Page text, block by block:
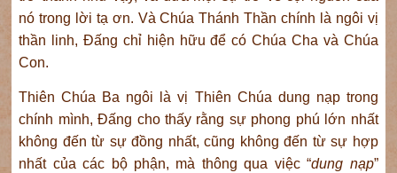
nó trong lời tạ ơn. Và Chúa Thánh Thần chính là ngôi vị
thần linh, Đấng chỉ hiện hữu để có Chúa Cha và Chúa
Con.
Thiên Chúa Ba ngôi là vị Thiên Chúa dung nạp trong
chính mình, Đấng cho thấy rằng sự phong phú lớn nhất
không đến từ sự đồng nhất, cũng không đến từ sự hợp
nhất của các bộ phận, mà thông qua việc “dung nạp”